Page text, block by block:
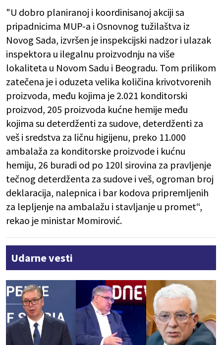
"U dobro planiranoj i koordinisanoj akciji sa
pripadnicima MUP-a i Osnovnog tužilaštva iz
Novog Sada, izvršen je inspekcijski nadzor i ulazak
inspektora u ilegalnu proizvodnju na više
lokaliteta u Novom Sadu i Beogradu. Tom prilikom
zatečena je i oduzeta velika količina krivotvorenih
proizvoda, među kojima je 2.021 konditorski
proizvod, 205 proizvoda kućne hemije među
kojima su deterdženti za sudove, deterdženti za
veš i sredstva za ličnu higijenu, preko 11.000
ambalaža za konditorske proizvode i kućnu
hemiju, 26 buradi od po 120l sirovina za pravljenje
tečnog deterdženta za sudove i veš, ogroman broj
deklaracija, nalepnica i bar kodova pripremljenih
za lepljenje na ambalažu i stavljanje u promet“,
rekao je ministar Momirović.
Udarne vesti